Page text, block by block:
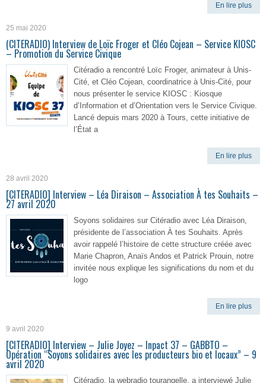
En lire plus
25 mai 2020
(CITERADIO) Interview de Loïc Froger et Cléo Cojean – Service KIOSC
– Promotion du Service Civique
Citéradio a rencontré Loïc Froger, animateur à Unis-
Cité, et Cléo Cojean, coordinatrice à Unis-Cité, pour
nous présenter le service KIOSC : Kiosque
d’Information et d’Orientation vers le Service Civique.
Lancé depuis mars 2020 à Tours, cette initiative de
l’État a
En lire plus
28 avril 2020
[CITERADIO] Interview – Léa Diraison – Association À tes Souhaits –
27 avril 2020
Soyons solidaires sur Citéradio avec Léa Diraison,
présidente de l’association À tes Souhaits. Après
avoir rappelé l’histoire de cette structure créée avec
Marie Chapron, Anaïs Andos et Patrick Prouin, notre
invitée nous explique les significations du nom et du
logo
En lire plus
9 avril 2020
[CITERADIO] Interview – Julie Joyez – Inpact 37 – GABBTO –
Opération “Soyons solidaires avec les producteurs bio et locaux” – 9
avril 2020
Citéradio, la webradio tourangelle, a interviewé Julie